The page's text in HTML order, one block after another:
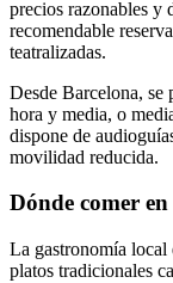
precios razonables y
recomendable
teatralizadas.
Desde Barcelona, se
hora y media, o
dispone de
movilidad reducida.
Dónde comer
La gastronomía local
platos tradicionales